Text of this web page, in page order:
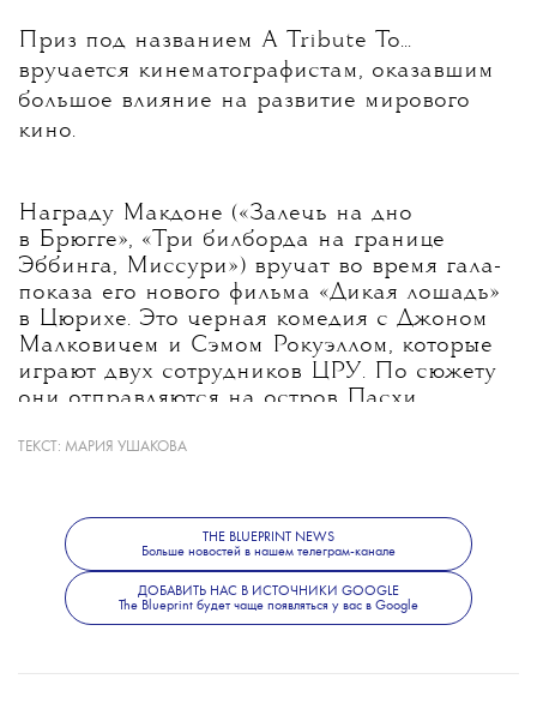
Приз под названием A Tribute To...
вручается кинематографистам, оказавшим
большое влияние на развитие мирового
кино.
Награду Макдоне («Залечь на дно
в Брюгге», «Три билборда на границе
Эббинга, Миссури») вручат во время гала-
показа его нового фильма «Дикая лошадь»
в Цюрихе. Это черная комедия с Джоном
Малковичем и Сэмом Рокуэллом, которые
играют двух сотрудников ЦРУ. По сюжету
они отправляются на остров Пасхи
в 1973 году и встречаются там
Цюрихский кинофестиваль пройдет
с 24 сентября по 4 октября.
ТЕКСТ: МАРИЯ УШАКОВА
THE BLUEPRINT NEWS
Больше новостей в нашем телеграм-канале
ДОБАВИТЬ НАС В ИСТОЧНИКИ GOOGLE
The Blueprint будет чаще появляться у вас в Google